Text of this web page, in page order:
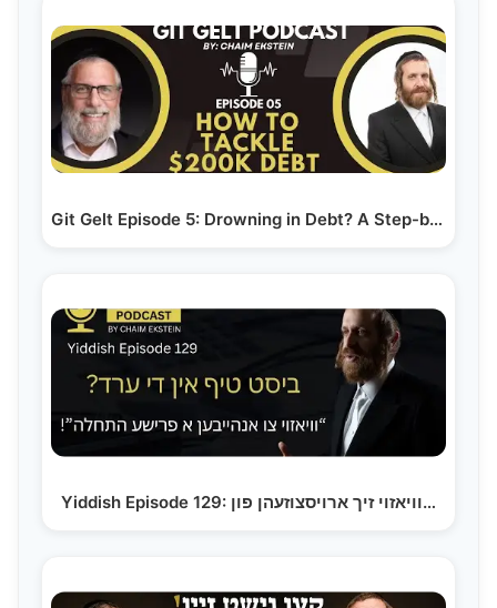
Git Gelt Episode 5: Drowning in Debt? A Step-by-Step…
Yiddish Episode 129: וויאזוי זיך ארויסצוזעהן פון…